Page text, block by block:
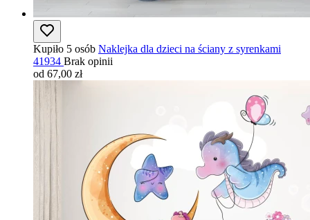
Kupiło 5 osób Naklejka dla dzieci na ściany z syrenkami
41934 Brak opinii
od 67,00 zł